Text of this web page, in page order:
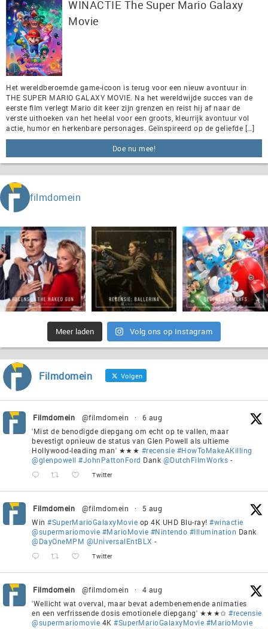
WINACTIE The Super Mario Galaxy
Movie
Het wereldberoemde game-icoon is terug voor een nieuw avontuur in
THE SUPER MARIO GALAXY MOVIE. Na het wereldwijde succes van de
eerste film verlegt Mario dit keer zijn grenzen en reist hij af naar de
verste uithoeken van het heelal voor een groots, kleurrijk avontuur vol
actie, humor en herkenbare personages. Geïnspireerd op de geliefde […]
Doe nu mee!
filmdomein
Meer laden Volg ons op Instagram
Filmdomein Volgen
Filmdomein @filmdomein ·
6 aug
'Mist de benodigde diepgang om echt op te vallen, maar
bevestigt opnieuw de status van Glen Powell als ultieme
Hollywood-leading man' ★★★ #recensie #HowToMakeAKilling
@glenpowell #JohnPattonFord Dank @DutchFilmWorks -
Twitter
Filmdomein @filmdomein ·
5 aug
Win #SuperMarioGalaxyMovie op 4K UHD Blu-ray! #winactie
@supermariomovie #MarioMovie #Nintendo #Illumination Dank
@DayOneMPM @UniversalEntBLX -
Twitter
Filmdomein @filmdomein ·
4 aug
'Wellicht wat overval, maar bevat adembenemende animaties
en een verfrissende dosis emotionele diepgang' ★★★✩ #recensie
@supermariomovie 4K #SuperMarioGalaxyMovie #MarioMovie